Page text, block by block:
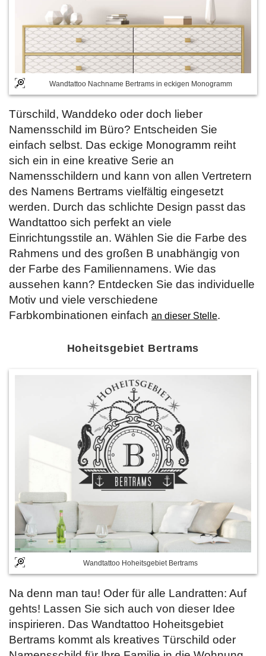
Wandtattoo Nachname Bertrams in eckigen Monogramm
Türschild, Wanddeko oder doch lieber
Namensschild im Büro? Entscheiden Sie
einfach selbst. Das eckige Monogramm reiht
sich ein in eine kreative Serie an
Namensschildern und kann von allen Vertretern
des Namens Bertrams vielfältig eingesetzt
werden. Durch das schlichte Design passt das
Wandtattoo sich perfekt an viele
Einrichtungsstile an. Wählen Sie die Farbe des
Rahmens und des großen B unabhängig von
der Farbe des Familiennamens. Wie das
aussehen kann? Entdecken Sie das individuelle
Motiv und viele verschiedene
Farbkombinationen einfach an dieser Stelle.
Hoheitsgebiet Bertrams
Wandtattoo Hoheitsgebiet Bertrams
Na denn man tau! Oder für alle Landratten: Auf
gehts! Lassen Sie sich auch von dieser Idee
inspirieren. Das Wandtattoo Hoheitsgebiet
Bertrams kommt als kreatives Türschild oder